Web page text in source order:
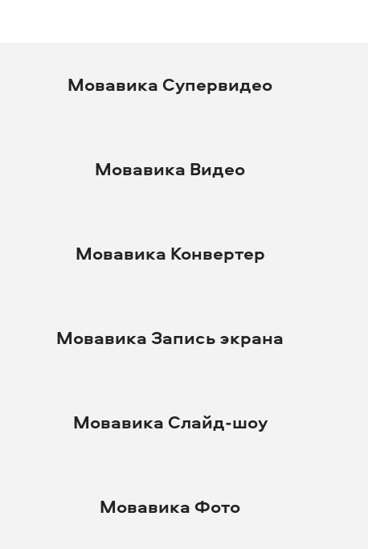
Мовавика Супервидео
Мовавика Видео
Мовавика Конвертер
Мовавика Запись экрана
Мовавика Слайд-шоу
Мовавика Фото